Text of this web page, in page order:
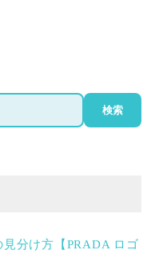
検索
分け方【PRADA ロゴ